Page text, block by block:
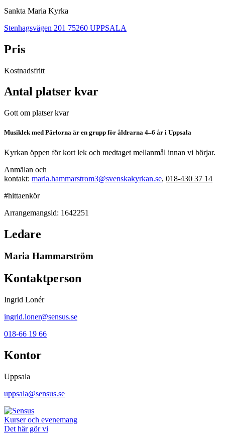
Sankta Maria Kyrka
Stenhagsvägen 201 75260 UPPSALA
Pris
Kostnadsfritt
Antal platser kvar
Gott om platser kvar
Musiklek med Pärlorna är en grupp för åldrarna 4–6 år i Uppsala
Kyrkan öppen för kort lek och medtaget mellanmål innan vi börjar.
Anmälan och
kontakt: maria.hammarstrom3@svenskakyrkan.se, 018-430 37 14
#hittaenkör
Arrangemangsid: 1642251
Ledare
Maria Hammarström
Kontaktperson
Ingrid Lonér
ingrid.loner@sensus.se
018-66 19 66
Kontor
Uppsala
uppsala@sensus.se
Kurser och evenemang
Det här gör vi